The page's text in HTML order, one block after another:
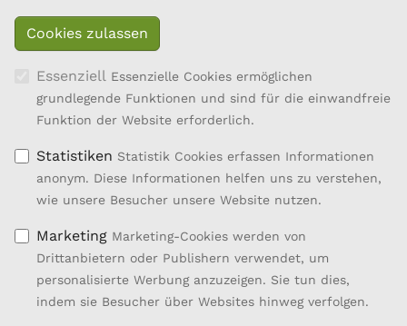
Essenziell Essenzielle Cookies ermöglichen
grundlegende Funktionen und sind für die einwandfreie
Funktion der Website erforderlich.
Statistiken Statistik Cookies erfassen Informationen
anonym. Diese Informationen helfen uns zu verstehen,
wie unsere Besucher unsere Website nutzen.
Marketing Marketing-Cookies werden von
Drittanbietern oder Publishern verwendet, um
personalisierte Werbung anzuzeigen. Sie tun dies,
indem sie Besucher über Websites hinweg verfolgen.
Entwicklung des ländlichen Raums